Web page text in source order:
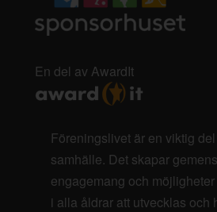
En del av AwardIt
Föreningslivet är en viktig
samhälle. Det skapar
engagemang och
i alla åldrar att utvecklas och